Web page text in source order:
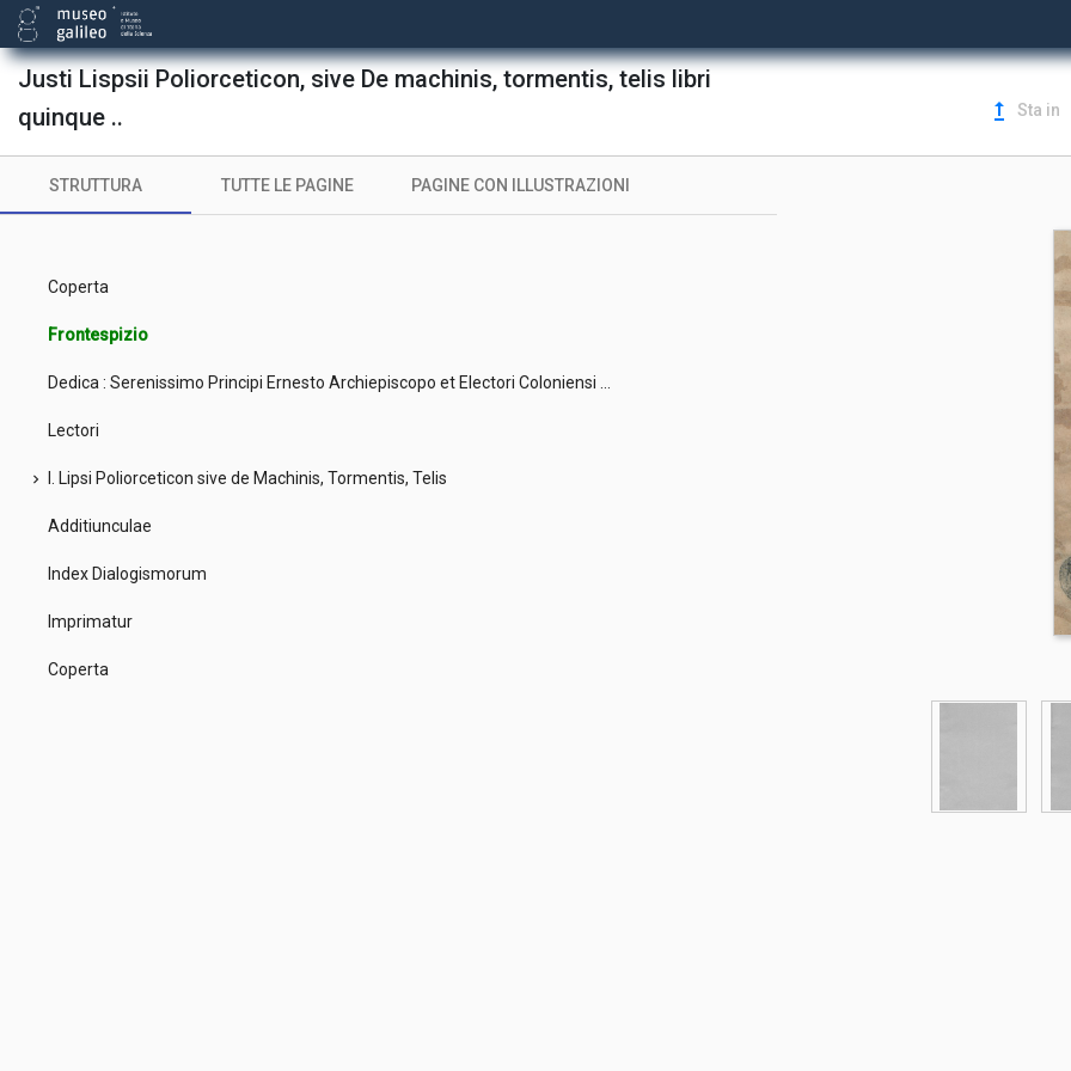
Justi Lispsii Poliorceticon, sive De machinis, tormentis, telis libri
quinque ..
upgrade Sta in
STRUTTURA TUTTE LE PAGINE PAGINE CON ILLUSTRAZIONI
Coperta
Frontespizio
Dedica : Serenissimo Principi Ernesto Archiepiscopo et Electori Coloniensi ...
Lectori
chevron_right I. Lipsi Poliorceticon sive de Machinis, Tormentis, Telis
Additiunculae
Index Dialogismorum
Imprimatur
Coperta